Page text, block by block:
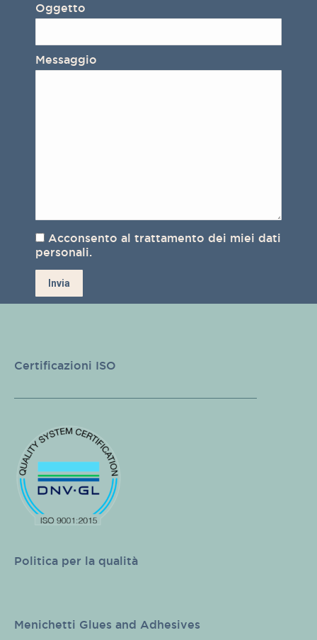
Oggetto
Messaggio
Acconsento al trattamento dei miei dati
personali.
Certificazioni ISO
Politica per la qualità
Menichetti Glues and Adhesives